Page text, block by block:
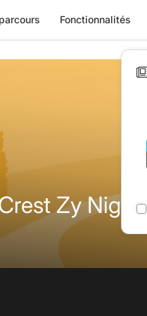
Fonctionnalités
Zy Night"